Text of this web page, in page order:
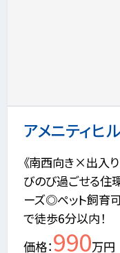
アメニティヒ
《南西向き×出入
びのび過ごせる住
ーズ◎ペット飼育
で徒歩6分以内！
価格 990万円